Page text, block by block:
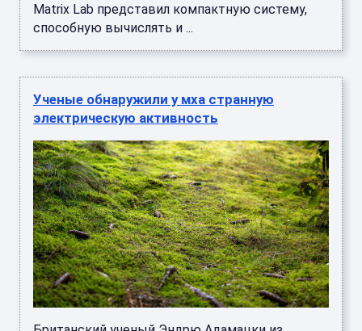
Matrix Lab представил компактную систему,
способную вычислять и ...
Ученые обнаружили у мха странную
электрическую активность